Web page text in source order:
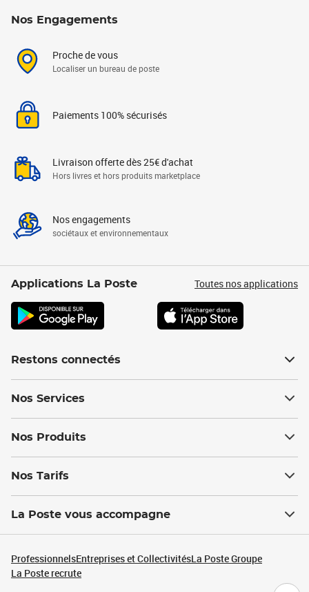
Nos Engagements
Proche de vous
Localiser un bureau de poste
Paiements 100% sécurisés
Livraison offerte dès 25€ d'achat
Hors livres et hors produits marketplace
Nos engagements
sociétaux et environnementaux
Applications La Poste Toutes nos applications
Restons connectés
Nos Services
Nos Produits
Nos Tarifs
La Poste vous accompagne
ProfessionnelsEntreprises et CollectivitésLa Poste Groupe
La Poste recrute